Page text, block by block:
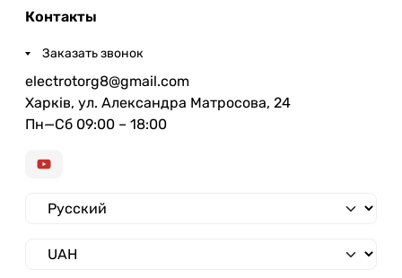
Контакты
Заказать звонок
electrotorg8@gmail.com
Харків, ул. Александра Матросова, 24
Пн—Сб 09:00 – 18:00